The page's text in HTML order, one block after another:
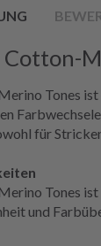
Tones
für
Tones ist
und